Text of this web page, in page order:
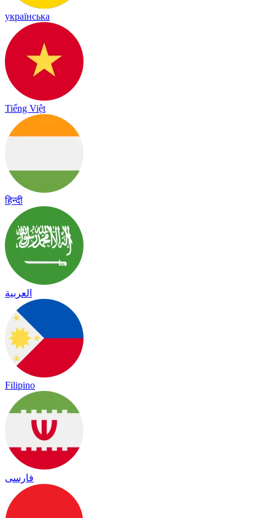
українська
Tiếng Việt
हिन्दी
العربية
Filipino
فارسی